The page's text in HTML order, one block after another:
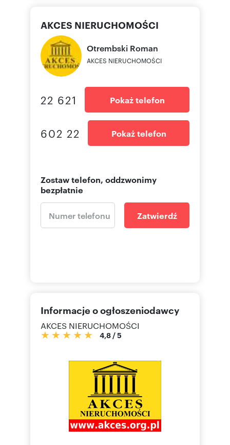
AKCES NIERUCHOMOŚCI
Otrembski Roman
AKCES NIERUCHOMOŚCI
22 621 Pokaż telefon
602 22 Pokaż telefon
Zostaw telefon, oddzwonimy
bezpłatnie
Zatwierdź
Informacje o ogłoszeniodawcy
AKCES NIERUCHOMOŚCI
4,8 /5